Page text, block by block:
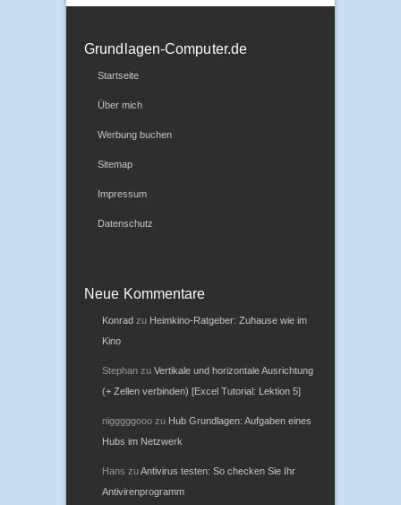
Grundlagen-Computer.de
Startseite
Über mich
Werbung buchen
Sitemap
Impressum
Datenschutz
Neue Kommentare
Konrad zu Heimkino-Ratgeber: Zuhause wie im
Kino
Stephan zu Vertikale und horizontale Ausrichtung
(+ Zellen verbinden) [Excel Tutorial: Lektion 5]
nigggggooo zu Hub Grundlagen: Aufgaben eines
Hubs im Netzwerk
Hans zuAntivirus testen: So checken Sie Ihr
Antivirenprogramm